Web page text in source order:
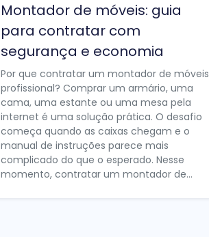
Montador de móveis: guia
para contratar com
segurança e economia
Por que contratar um montador de móveis
profissional? Comprar um armário, uma
cama, uma estante ou uma mesa pela
internet é uma solução prática. O desafio
começa quando as caixas chegam e o
manual de instruções parece mais
complicado do que o esperado. Nesse
momento, contratar um montador de...